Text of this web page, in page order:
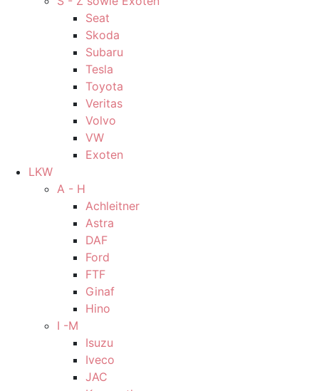
Seat
Skoda
Subaru
Tesla
Toyota
Veritas
Volvo
VW
Exoten
LKW
A - H
Achleitner
Astra
DAF
Ford
FTF
Ginaf
Hino
I -M
Isuzu
Iveco
JAC